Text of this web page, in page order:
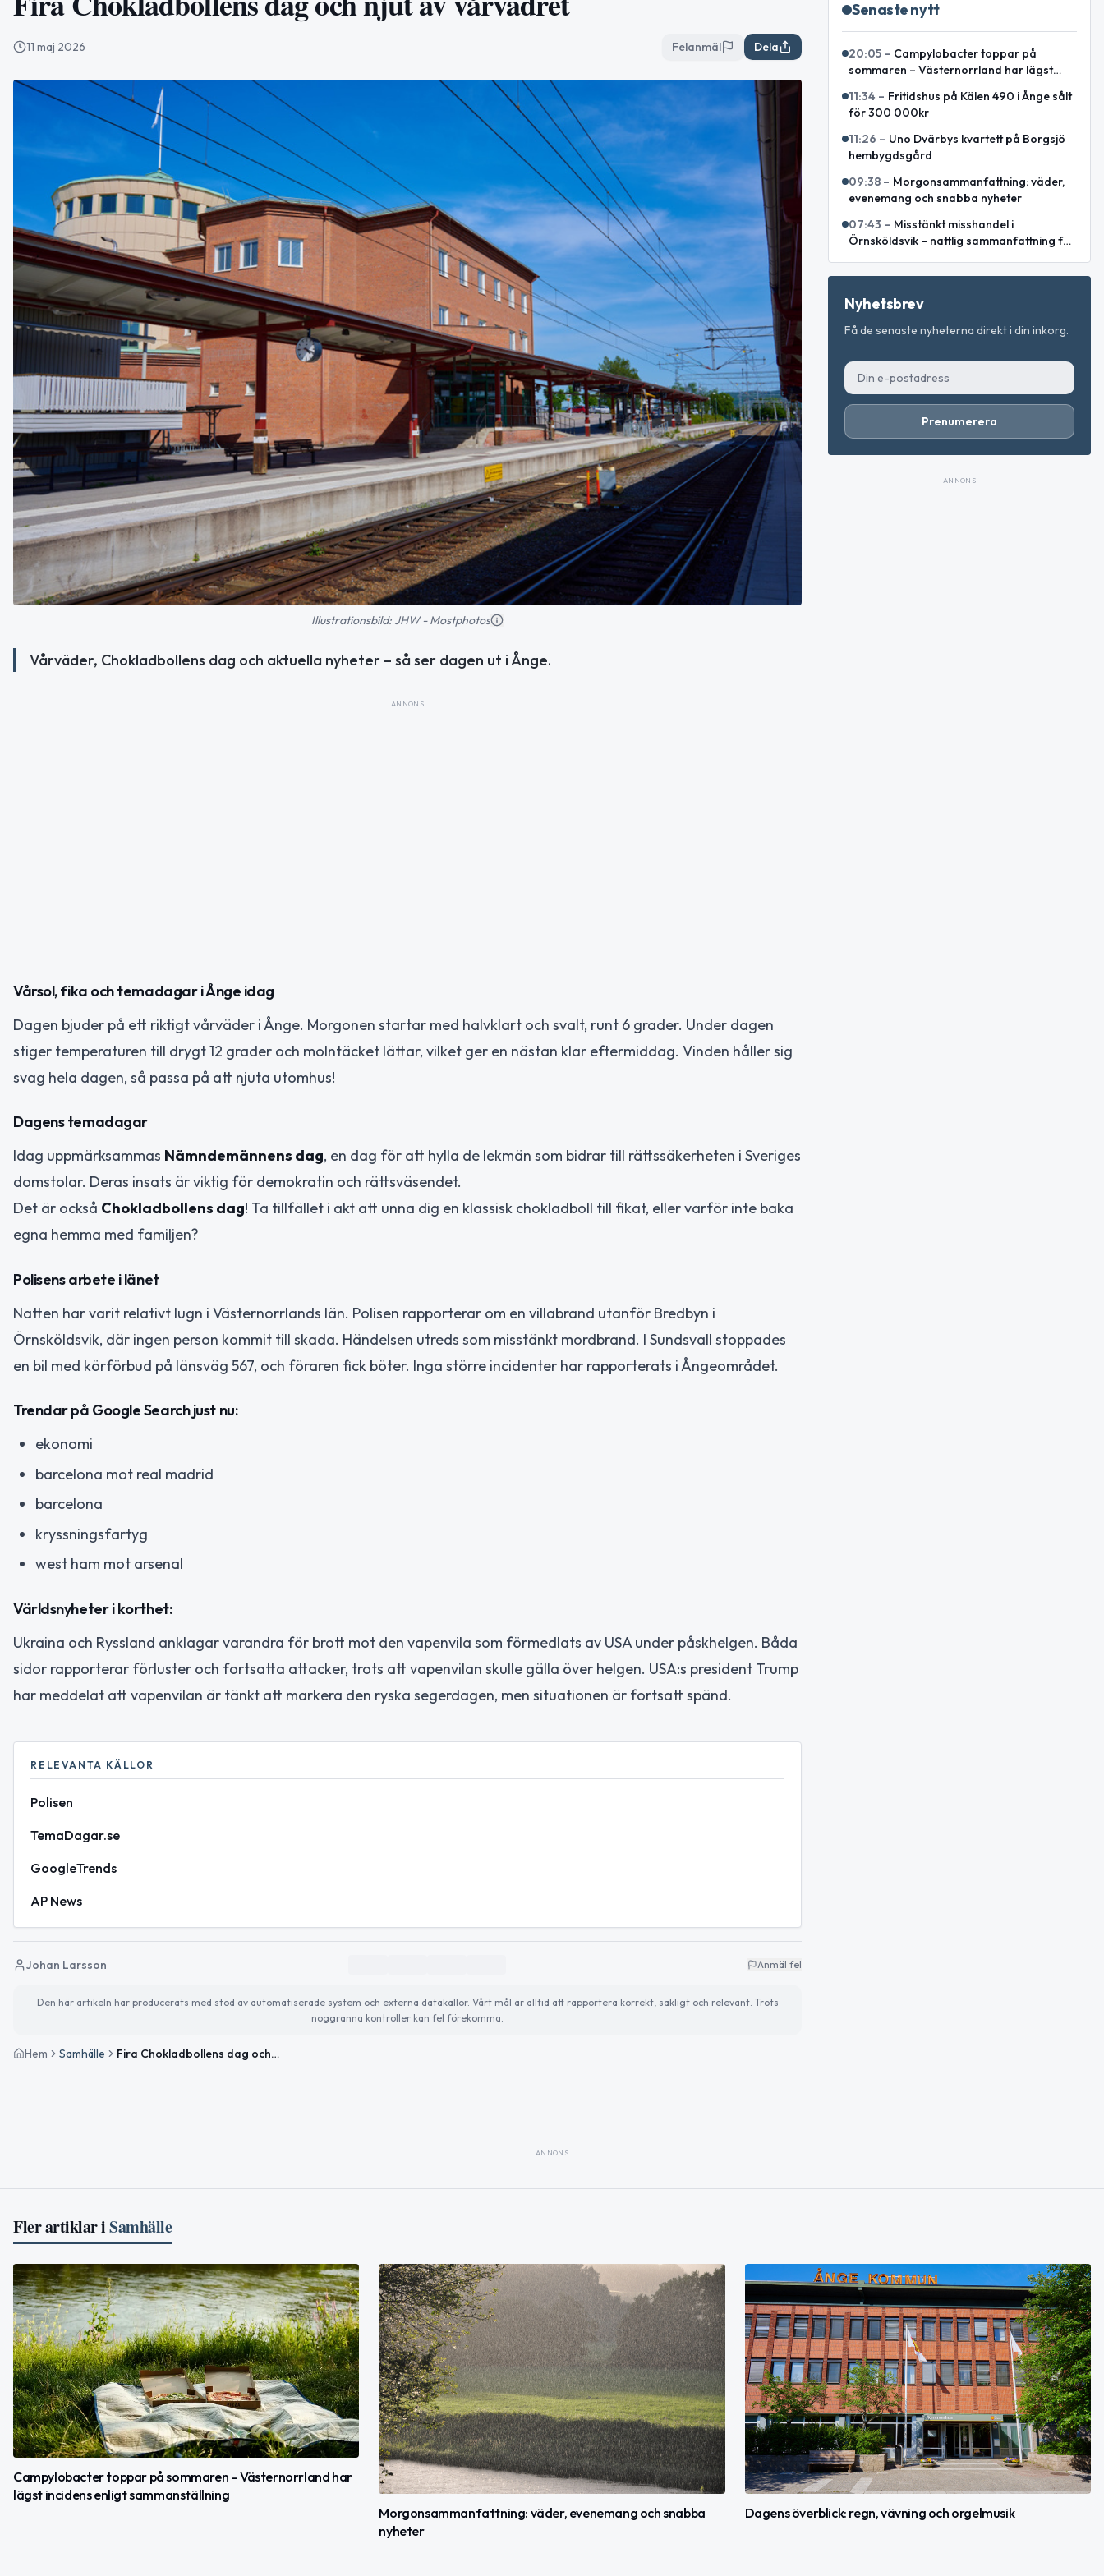
11 maj 2026 Felanmäl Dela
Illustrationsbild: JHW - Mostphotos
Vårväder, Chokladbollens dag och aktuella nyheter – så ser dagen ut i Ånge.
ANNONS
Vårsol, fika och temadagar i Ånge idag
Dagen bjuder på ett riktigt vårväder i Ånge. Morgonen startar med halvklart och svalt, runt 6 grader. Under dagen
stiger temperaturen till drygt 12 grader och molntäcket lättar, vilket ger en nästan klar eftermiddag. Vinden håller sig
svag hela dagen, så passa på att njuta utomhus!
Dagens temadagar
Idag uppmärksammas Nämndemännens dag, en dag för att hylla de lekmän som bidrar till rättssäkerheten i Sveriges
domstolar. Deras insats är viktig för demokratin och rättsväsendet.
Det är också Chokladbollens dag! Ta tillfället i akt att unna dig en klassisk chokladboll till fikat, eller varför inte baka
egna hemma med familjen?
Polisens arbete i länet
Natten har varit relativt lugn i Västernorrlands län. Polisen rapporterar om en villabrand utanför Bredbyn i
Örnsköldsvik, där ingen person kommit till skada. Händelsen utreds som misstänkt mordbrand. I Sundsvall stoppades
en bil med körförbud på länsväg 567, och föraren fick böter. Inga större incidenter har rapporterats i Ångeområdet.
Trendar på Google Search just nu:
ekonomi
barcelona mot real madrid
barcelona
kryssningsfartyg
west ham mot arsenal
Världsnyheter i korthet:
Ukraina och Ryssland anklagar varandra för brott mot den vapenvila som förmedlats av USA under påskhelgen. Båda
sidor rapporterar förluster och fortsatta attacker, trots att vapenvilan skulle gälla över helgen. USA:s president Trump
har meddelat att vapenvilan är tänkt att markera den ryska segerdagen, men situationen är fortsatt spänd.
RELEVANTA KÄLLOR
Polisen
TemaDagar.se
GoogleTrends
AP News
Johan Larsson Anmäl fel
Den här artikeln har producerats med stöd av automatiserade system och externa datakällor. Vårt mål är alltid att rapportera korrekt, sakligt och relevant. Trots
noggranna kontroller kan fel förekomma.
Hem Samhälle Fira Chokladbollens dag och njut av vårvädret
Senaste nytt
20:05 – Campylobacter toppar på
sommaren – Västernorrland har lägst
11:34 – Fritidshus på Kälen 490 i Ånge sålt
för 300 000kr
11:26 – Uno Dvärbys kvartett på Borgsjö
hembygdsgård
09:38 – Morgonsammanfattning: väder,
evenemang och snabba nyheter
07:43 – Misstänkt misshandel i
Örnsköldsvik – nattlig sammanfattning för
Nyhetsbrev
Få de senaste nyheterna direkt i din inkorg.
Prenumerera
ANNONS
ANNONS
Fler artiklar iSamhälle
Campylobacter toppar på sommaren – Västernorrland har
lägst incidens enligt sammanställning
Morgonsammanfattning: väder, evenemang och snabba
nyheter
Dagens överblick: regn, vävning och orgelmusik